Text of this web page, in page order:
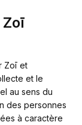
et le
au sens du
des personnes
à caractère